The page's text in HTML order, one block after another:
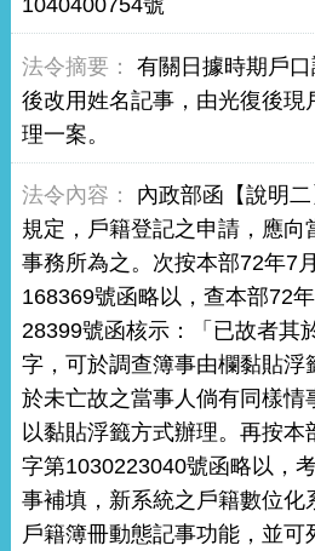
1040400754號
有關日據時期戶
後改用姓名記事，由光復後現
理一案。
內政部函【說明
規定，戶籍登記之申請，應向
事務所為之。次按本部72年7
168369號函略以，查本部72
28399號函核示：「已故者其
字，可於調查簿事由欄黏貼浮
於未亡故之當事人倘有同樣情
以黏貼浮籤方式辦理。再按本
字第1030223040號函略以，
事補填，新系統之戶籍數位化
戶籍簿冊動態記事功能，並可